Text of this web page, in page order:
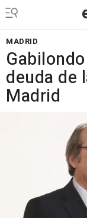
MADRID
deuda de
Madrid